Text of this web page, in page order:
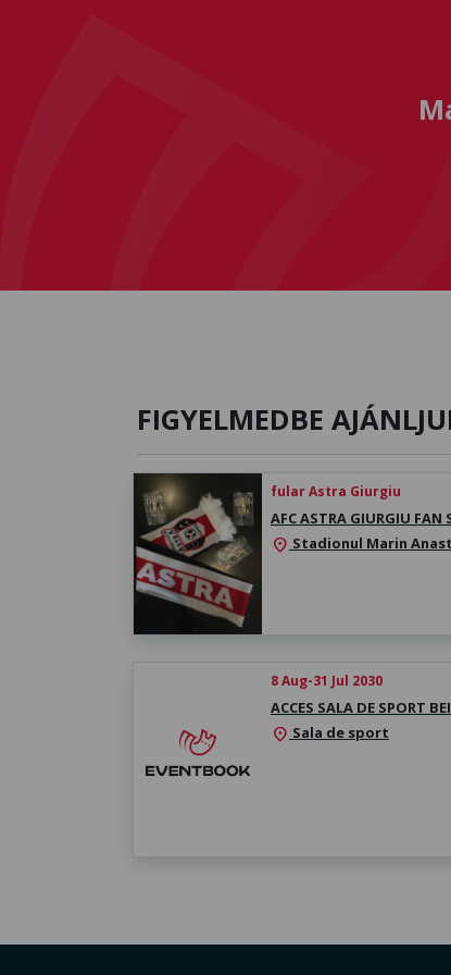
FIGYELMEDBE
fular Astra Giurgiu
AFC ASTRA GIURGIU FAN
location_on Stadionul Marin
8 Aug-31 Jul 2030
ACCES SALA DE SPORT
location_on Sala de sport